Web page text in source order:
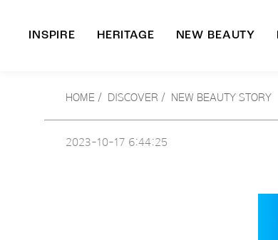
INSPIRE HERITAGE NEW BEAUTY
HOME / DISCOVER / NEW BEAUTY STORY
2023-10-17 6:44:25